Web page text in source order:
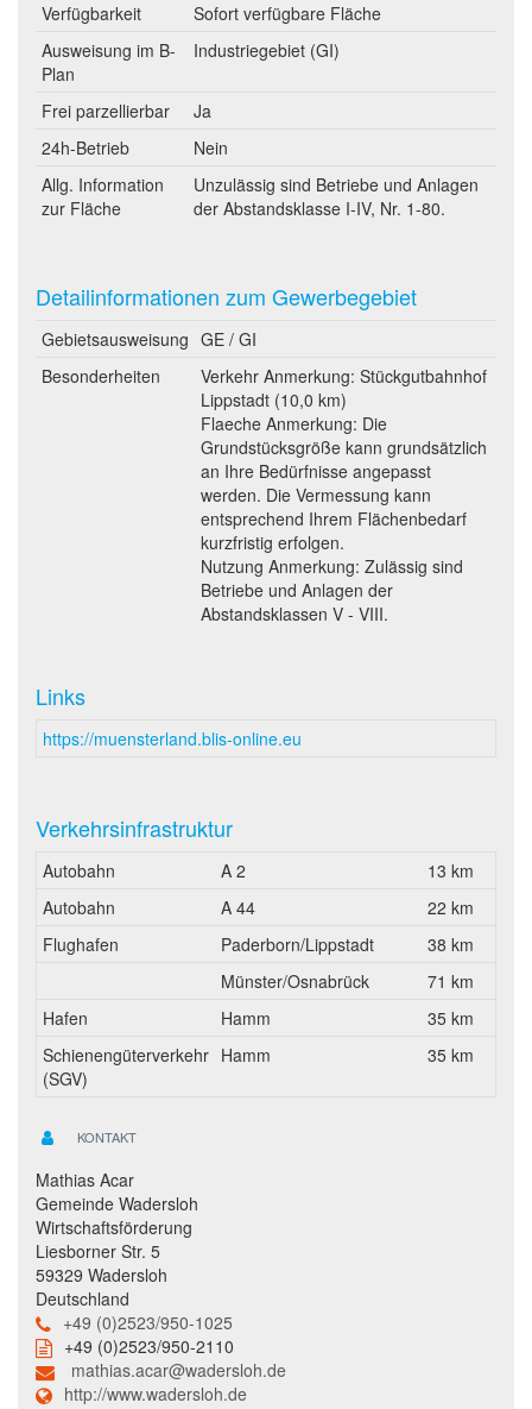
Verfügbarkeit
Sofort verfügbare Fläche
Ausweisung im B-
Plan
Industriegebiet (GI)
Frei parzellierbar
Ja
24h-Betrieb
Nein
Allg. Information
zur Fläche
Unzulässig sind Betriebe und Anlagen
der Abstandsklasse I-IV, Nr. 1-80.
Detailinformationen zum Gewerbegebiet
Gebietsausweisung GE / GI
Besonderheiten
Verkehr Anmerkung: Stückgutbahnhof
Lippstadt (10,0 km)
Flaeche Anmerkung: Die
Grundstücksgröße kann grundsätzlich
an Ihre Bedürfnisse angepasst
werden. Die Vermessung kann
entsprechend Ihrem Flächenbedarf
kurzfristig erfolgen.
Nutzung Anmerkung: Zulässig sind
Betriebe und Anlagen der
Abstandsklassen V - VIII.
Links
https://muensterland.blis-online.eu
Verkehrsinfrastruktur
Autobahn A 2
13 km
Autobahn
A 44
22 km
Flughafen
Paderborn/Lippstadt
38 km
Münster/Osnabrück
71 km
Hafen
Hamm
35 km
Schienengüterverkehr
(SGV)
Hamm 35 km
KONTAKT
Mathias Acar
Gemeinde Wadersloh
Wirtschaftsförderung
Liesborner Str. 5
59329 Wadersloh
Deutschland
+49 (0)2523/950-1025
+49 (0)2523/950-2110
mathias.acar@wadersloh.de
http://www.wadersloh.de